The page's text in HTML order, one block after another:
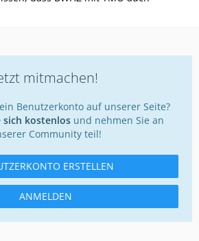
mitmachen!
Benutzerkonto auf unserer Seite?
sich kostenlosund nehmen Sie an
Community teil!
ERSTELLEN
ANMELDEN